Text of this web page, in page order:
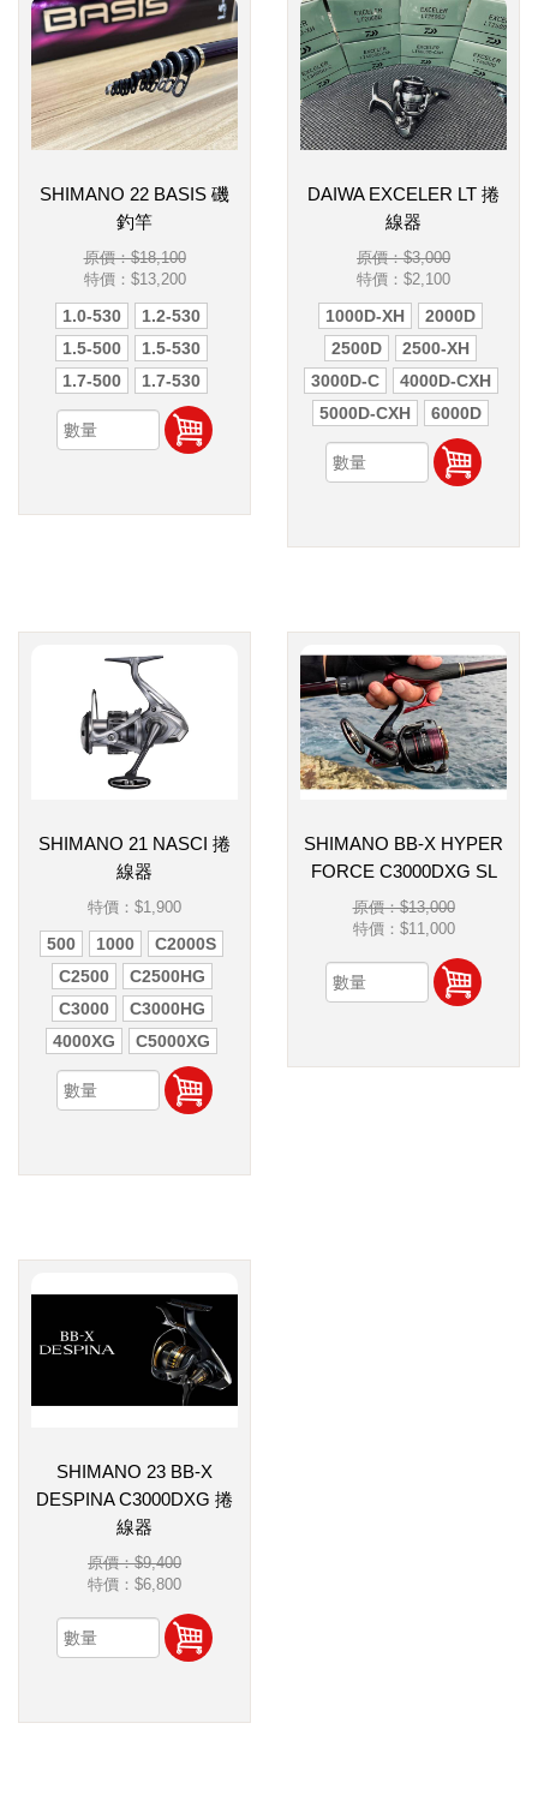
SHIMANO 22 BASIS 磯
釣竿
原價：$18,100
特價： $13,200
1.0-530
1.2-530
1.5-500
1.5-530
1.7-500
1.7-530
DAIWA EXCELER LT 捲
線器
原價：$3,000
特價： $2,100
1000D-XH
2000D
2500D
2500-XH
3000D-C
4000D-CXH
5000D-CXH
6000D
SHIMANO 21 NASCI 捲
線器
特價： $1,900
500 1000
C2000S
C2500
C2500HG
C3000
C3000HG
4000XG
C5000XG
SHIMANO BB-X HYPER
FORCE C3000DXG SL
原價：$13,000
特價： $11,000
SHIMANO 23 BB-X
DESPINA C3000DXG 捲
線器
原價：$9,400
特價： $6,800